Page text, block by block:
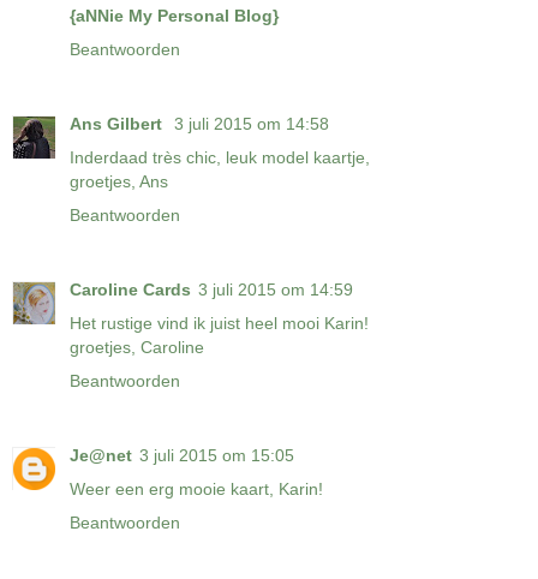
{aNNie My Personal Blog}
Beantwoorden
Ans Gilbert
3 juli 2015 om 14:58
Inderdaad très chic, leuk model kaartje,
groetjes, Ans
Beantwoorden
Caroline Cards 3 juli 2015 om 14:59
Het rustige vind ik juist heel mooi Karin!
groetjes, Caroline
Beantwoorden
Je@net 3 juli 2015 om 15:05
Weer een erg mooie kaart, Karin!
Beantwoorden